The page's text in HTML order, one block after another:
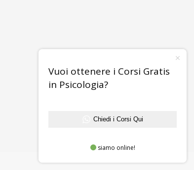
Vuoi ottenere i Corsi Gratis
in Psicologia?
Chiedi i Corsi Qui
siamo online!